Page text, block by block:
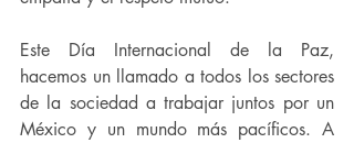
Este Día Internacional de la Paz,
hacemos un llamado a todos los sectores
de la sociedad a trabajar juntos por un
México y un mundo más pacíficos. A